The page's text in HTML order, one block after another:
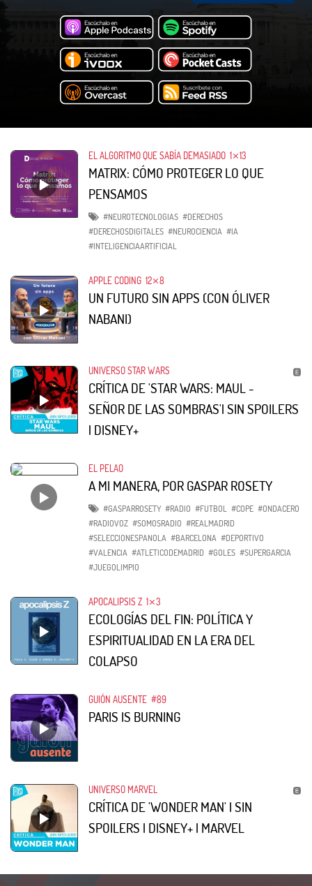
EL ALGORITMO QUE SABÍA DEMASIADO 1⨯13
MATRIX: CÓMO PROTEGER LO QUE
PENSAMOS
#NEUROTECNOLOGIAS #DERECHOS
#DERECHOSDIGITALES #NEUROCIENCIA #IA
#INTELIGENCIAARTIFICIAL
APPLE CODING 12⨯8
UN FUTURO SIN APPS (CON ÓLIVER
NABANI)
UNIVERSO STAR WARS
CRÍTICA DE 'STAR WARS: MAUL -
SEÑOR DE LAS SOMBRAS'| SIN SPOILERS
| DISNEY+
EL PELAO
A MI MANERA, POR GASPAR ROSETY
#GASPARROSETY #RADIO #FUTBOL #COPE #ONDACERO
#RADIOVOZ #SOMOSRADIO #REALMADRID
#SELECCIONESPANOLA #BARCELONA #DEPORTIVO
#VALENCIA #ATLETICODEMADRID #GOLES #SUPERGARCIA
#JUEGOLIMPIO
APOCALIPSIS Z 1⨯3
ECOLOGÍAS DEL FIN: POLÍTICA Y
ESPIRITUALIDAD EN LA ERA DEL
COLAPSO
GUIÓN AUSENTE #89
PARIS IS BURNING
UNIVERSO MARVEL
CRÍTICA DE 'WONDER MAN' | SIN
SPOILERS | DISNEY+ | MARVEL